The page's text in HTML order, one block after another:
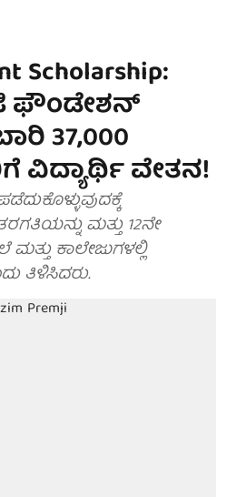
Scholarship:
ಫೌಂಡೇಶನ್‌
37,000
ವಿದ್ಯಾರ್ಥಿ ವೇತನ!
ಮತ್ತು 12ನೇ
ಕಾಲೇಜುಗಳಲ್ಲಿ
ತಿಳಿಸಿದರು.